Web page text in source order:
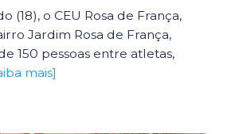
(18), o CEU Rosa de França,
Jardim Rosa de França,
150 pessoas entre atletas,
mais]